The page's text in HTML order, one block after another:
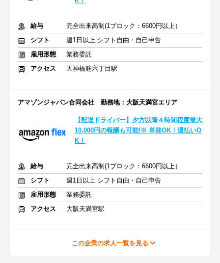
給与
完全出来高制(1ブロック：6600円以上）
シフト
週1日以上 シフト自由・自己申告
雇用形態
業務委託
アクセス
天神橋筋六丁目駅
アマゾンジャパン合同会社 勤務地：大阪天満宮エリア
【配送ドライバー】夕方以降４時間程度最大
10,000円の報酬も可能!※ 単発OK！週払いO
K！
給与
完全出来高制(1ブロック：6600円以上）
シフト
週1日以上 シフト自由・自己申告
雇用形態
業務委託
アクセス
大阪天満宮駅
この企業の求人一覧を見る